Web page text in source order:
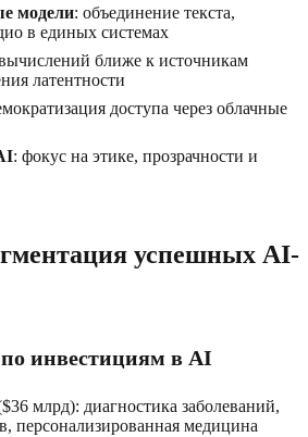
модели: объединение текста,
в единых системах
ближе к источникам
латентности
доступа через облачные
: фокус на этике, прозрачности и
успешных AI-
инвестициям в AI
млрд): диагностика заболеваний,
персонализированная медицина